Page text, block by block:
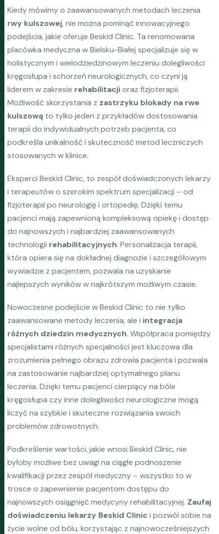
Kiedy mówimy o zaawansowanych metodach leczenia
rwy kulszowej, nie można pominąć innowacyjnego
podejścia, jakie oferuje Beskid Clinic. Ta renomowana
placówka medyczna w Bielsku-Białej specjalizuje się w
holistycznym i wielodziedzinowym leczeniu dolegliwości
kręgosłupa i schorzeń neurologicznych, co czyni ją
liderem w zakresie rehabilitacjioraz fizjoterapii.
Możliwość skorzystania z zastrzyku blokady na rwe
kulszową to tylko jeden z przykładów dostosowania
terapii do indywidualnych potrzeb pacjenta, co
podkreśla unikalność i skuteczność metod leczniczych
stosowanych w klinice.
Eksperci Beskid Clinic, to zespół doświadczonych lekarzy
i terapeutów o szerokim spektrum specjalizacji – od
fizjoterapii po neurologię i ortopedię. Dzięki temu
pacjenci mają zapewnioną kompleksową opiekę i dostęp
do najnowszych i najbardziej zaawansowanych
technologii rehabilitacyjnych. Personalizacja terapii,
która opiera się na dokładnej diagnozie i szczegółowym
wywiadzie z pacjentem, pozwala na uzyskanie
najlepszych wyników w najkrótszym możliwym czasie.
Nowoczesne podejście w Beskid Clinic to nie tylko
zaawansowane metody leczenia, ale i integracja
różnych dziedzin medycznych. Współpraca pomiędzy
specjalistami różnych specjalności jest kluczowa dla
zrozumienia pełnego obrazu zdrowia pacjenta i pozwala
na zastosowanie najbardziej optymalnego planu
leczenia. Dzięki temu pacjenci cierpiący na bóle
kręgosłupa czy inne dolegliwości neurologiczne mogą
liczyć na szybkie i skuteczne rozwiązania swoich
problemów zdrowotnych.
Podkreślenie wartości, jakie wnosi Beskid Clinic, nie
byłoby możliwe bez uwagi na ciągłe podnoszenie
kwalifikacji przez zespół medyczny – wszystko to w
trosce o zapewnienie pacjentom dostępu do
najnowszych osiągnięć medycyny rehabilitacyjnej. Zaufaj
doświadczeniu lekarzy Beskid Clinic i pozwól sobie na
życie wolne od bólu, korzystając z najnowocześniejszych